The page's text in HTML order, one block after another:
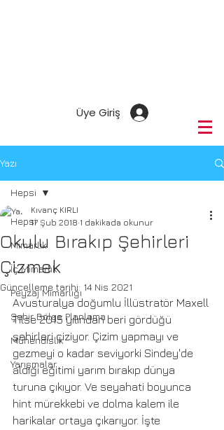
Üye Giriş
Yazı
Hepsi
Mimarlık
İç Mimarlık
Peyzaj Mimarlığı
Şehir Bölge Planlama
Mühendislik
Yarışmalar
Hepsi
Okulu Bırakıp Şehirleri
Çizmek
Kıvanç KIRLI
17 Şub 2018 1 dakikada okunur
Güncelleme tarihi: 14 Nis 2021
Avusturalya doğumlu İllüstratör Maxell
Tilse 2015 yılından beri gördüğü
şehirleri çiziyor. Çizim yapmayı ve
gezmeyi o kadar seviyorki Sindey'de
aldığı eğitimi yarım bırakıp dünya
turuna çıkıyor. Ve seyahati boyunca
hint mürekkebi ve dolma kalem ile
harikalar ortaya çıkarıyor. İşte